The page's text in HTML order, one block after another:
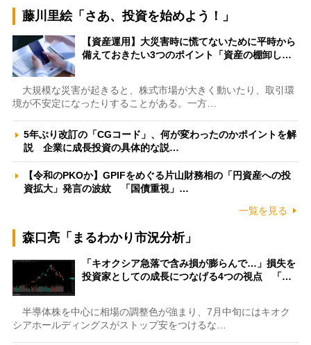
藤川里絵「さあ、投資を始めよう！」
【資産運用】大災害時に慌てないために平時から
備えておきたい3つのポイント「資産の棚卸し…
大規模な災害が起きると、株式市場が大きく動いたり、取引環
境が不安定になったりすることがある。一方…
5年ぶり改訂の「CGコード」、何が変わったのかポイントを解
説 企業に成長投資の具体的な説…
【令和のPKOか】GPIFをめぐる片山財務相の「円資産への投
資拡大」発言の波紋 「国債重視」…
一覧を見る
森口亮「まるわかり市況分析」
「キオクシア急落で含み損が膨らんで…」損失を
投資家としての成長につなげる4つの視点 「…
半導体株を中心に相場の調整色が強まり、7月中旬にはキオク
シアホールディングスがストップ安をつけるな…